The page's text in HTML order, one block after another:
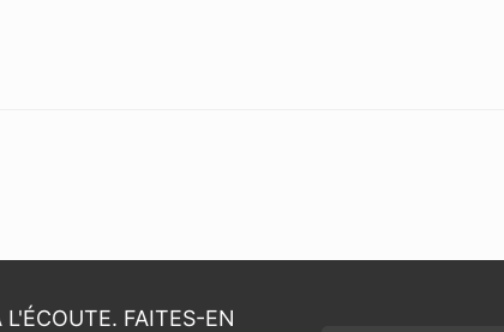
L'ÉCOUTE. FAITES-EN